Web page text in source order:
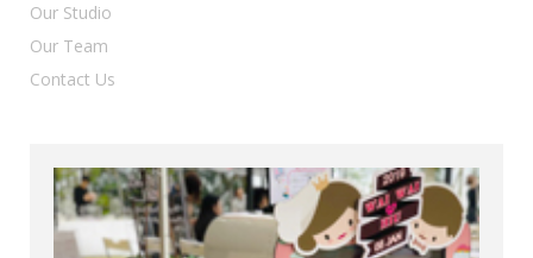
Our Studio
Our Team
Contact Us